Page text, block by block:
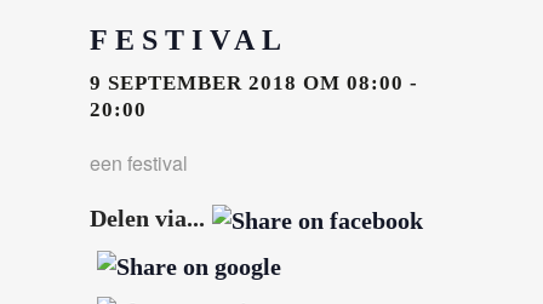
FESTIVAL
9 SEPTEMBER 2018 OM 08:00 -
20:00
een festival
Delen via...